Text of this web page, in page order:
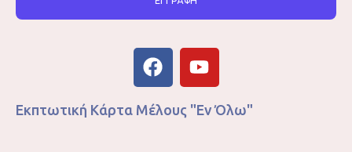
Εκπτωτική Κάρτα Μέλους "Εν Όλω"